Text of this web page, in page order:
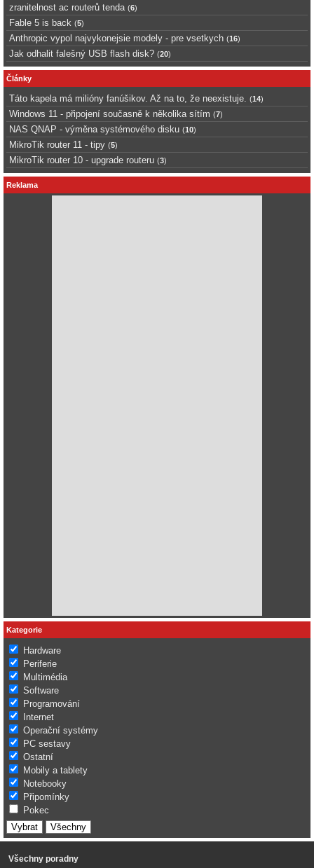
zranitelnost ac routerů tenda (6)
Fable 5 is back (5)
Anthropic vypol najvykonejsie modely - pre vsetkych (16)
Jak odhalit falešný USB flash disk? (20)
Články
Táto kapela má milióny fanúšikov. Až na to, že neexistuje. (14)
Windows 11 - připojení současně k několika sítím (7)
NAS QNAP - výměna systémového disku (10)
MikroTik router 11 - tipy (5)
MikroTik router 10 - upgrade routeru (3)
Reklama
Kategorie
Hardware
Periferie
Multimédia
Software
Programování
Internet
Operační systémy
PC sestavy
Ostatní
Mobily a tablety
Notebooky
Připomínky
Pokec
Všechny poradny